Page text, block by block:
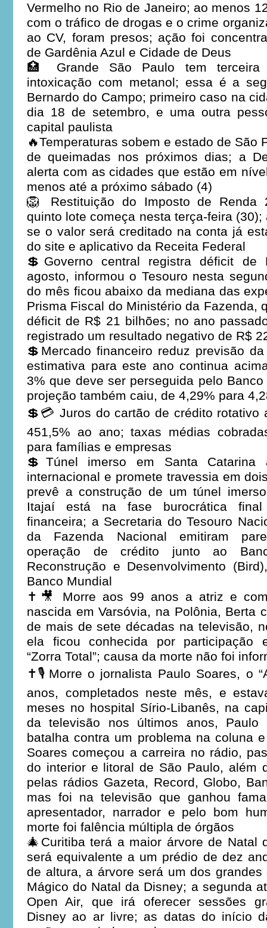
Vermelho no Rio de Janeiro; ao menos
com o tráfico de drogas e o crime
ao CV, foram presos; ação foi
de Gardênia Azul e Cidade de Deus
🏥 Grande São Paulo tem terceira
intoxicação com metanol; essa é a
Bernardo do Campo; primeiro caso na
dia 18 de setembro, e uma outra
capital paulista
🔥Temperaturas sobem e estado de São
de queimadas nos próximos dias; a
alerta com as cidades que estão em
menos até a próximo sábado (4)
🦁 Restituição do Imposto de Renda
quinto lote começa nesta terça-feira
se o valor será creditado na conta já
do site e aplicativo da Receita Federal
💲Governo central registra déficit de
agosto, informou o Tesouro nesta
do mês ficou abaixo da mediana das
Prisma Fiscal do Ministério da Fazenda,
déficit de R$ 21 bilhões; no ano
registrado um resultado negativo de R$
💲Mercado financeiro reduz previsão
estimativa para este ano continua
3% que deve ser perseguida pelo
projeção também caiu, de 4,29% para
💲💳 Juros do cartão de crédito rotativo
451,5% ao ano; taxas médias
para famílias e empresas
💲Túnel imerso em Santa Catarina
internacional e promete travessia em
prevê a construção de um túnel
Itajaí está na fase burocrática
financeira; a Secretaria do Tesouro
da Fazenda Nacional emitiram
operação de crédito junto ao
Reconstrução e Desenvolvimento
Banco Mundial
✝️🎥 Morre aos 99 anos a atriz e
nascida em Varsóvia, na Polônia, Berta
de mais de sete décadas na televisão,
ela ficou conhecida por participação
“Zorra Total”; causa da morte não foi
✝️🎙️Morre o jornalista Paulo Soares, o
anos, completados neste mês, e
meses no hospital Sírio-Libanês, na
da televisão nos últimos anos, Paulo
batalha contra um problema na coluna
Soares começou a carreira no rádio,
do interior e litoral de São Paulo, além
pelas rádios Gazeta, Record, Globo,
mas foi na televisão que ganhou
apresentador, narrador e pelo bom
morte foi falência múltipla de órgãos
🎄Curitiba terá a maior árvore de Natal
será equivalente a um prédio de dez
de altura, a árvore será um dos grandes
Mágico do Natal da Disney; a segunda
Open Air, que irá oferecer sessões
Disney ao ar livre; as datas do início